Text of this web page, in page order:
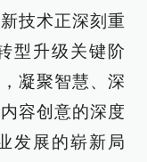
技术正深刻重
型升级关键阶
凝聚智慧、深
容创意的深度
发展的崭新局